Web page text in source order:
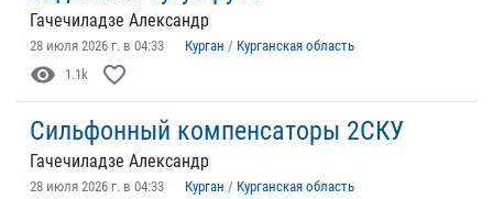
Гачечиладзе Александр
28 июля 2026 г. в 04:33 Курган / Курганская область
visibility 1.1k favorite_border
Сильфонный компенсаторы 2СКУ
Гачечиладзе Александр
28 июля 2026 г. в 04:33 Курган / Курганская область